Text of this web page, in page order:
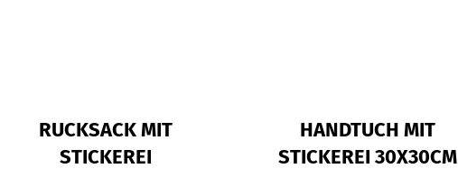
RUCKSACK MIT
STICKEREI
HANDTUCH MIT
STICKEREI 30X30CM